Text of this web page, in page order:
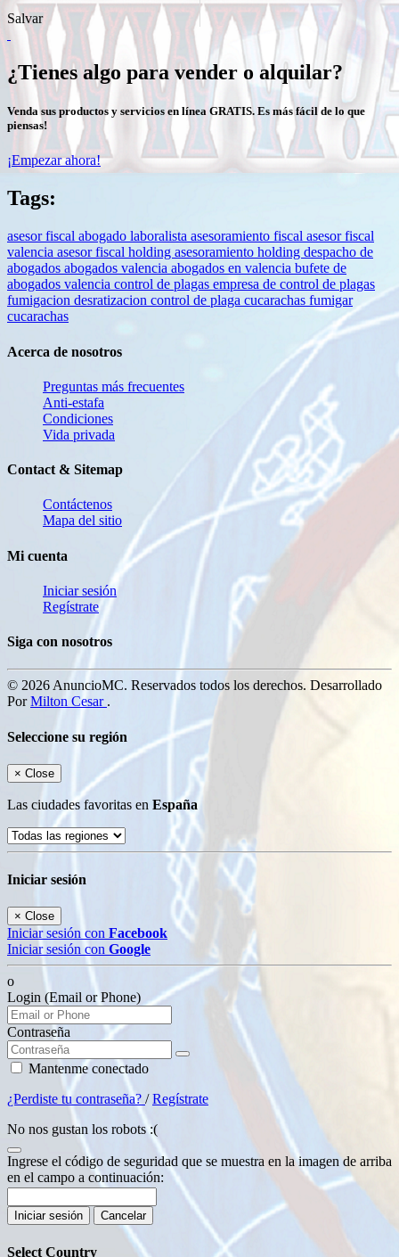
Salvar
¿Tienes algo para vender o alquilar?
Venda sus productos y servicios en línea GRATIS. Es más fácil de lo que
piensas!
¡Empezar ahora!
Tags:
asesor fiscal abogado laboralista asesoramiento fiscal asesor fiscal
valencia asesor fiscal holding asesoramiento holding despacho de
abogados abogados valencia abogados en valencia bufete de
abogados valencia control de plagas empresa de control de plagas
fumigacion desratizacion control de plaga cucarachas fumigar
cucarachas
Acerca de nosotros
Preguntas más frecuentes
Anti-estafa
Condiciones
Vida privada
Contact & Sitemap
Contáctenos
Mapa del sitio
Mi cuenta
Iniciar sesión
Regístrate
Siga con nosotros
© 2026 AnuncioMC. Reservados todos los derechos. Desarrollado
PorMilton Cesar .
Seleccione su región
× Close
Las ciudades favoritas en España
Iniciar sesión
× Close
Iniciar sesión con Facebook
Iniciar sesión con Google
o
Login (Email or Phone)
Contraseña
Mantenme conectado
¿Perdiste tu contraseña? /Regístrate
No nos gustan los robots :(
Ingrese el código de seguridad que se muestra en la imagen de arriba
en el campo a continuación:
Iniciar sesión Cancelar
Select Country